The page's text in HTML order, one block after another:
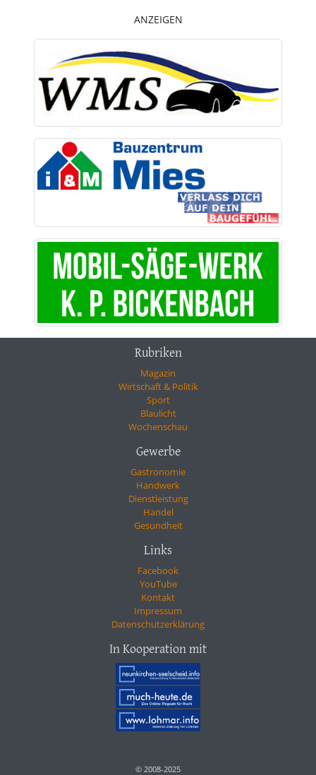
ANZEIGEN
Rubriken
Magazin
Wirtschaft & Politik
Sport
Blaulicht
Wochenschau
Gewerbe
Gastronomie
Handwerk
Dienstleistung
Handel
Gesundheit
Links
Facebook
YouTube
Kontakt
Impressum
Datenschutzerklärung
In Kooperation mit
© 2008-2025